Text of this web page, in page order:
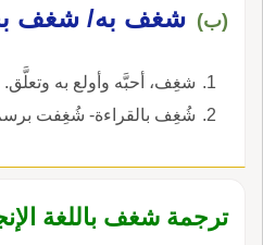
(ب) شغف به/ شغف
شغِف، أحبَّه وأولع به وتعلَّق.
شُغِف بالقراءة- شُغِفت برسم
ترجمة شغف باللغة